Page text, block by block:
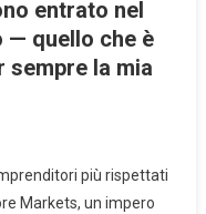
entrato nel
— quello che è
sempre la mia
più rispettati
Markets, un impero